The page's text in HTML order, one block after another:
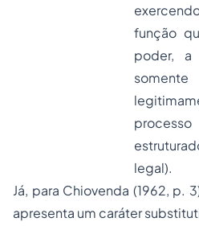
função
poder, a
legal).
Já, para Chiovenda (1962, p.
apresenta um caráter